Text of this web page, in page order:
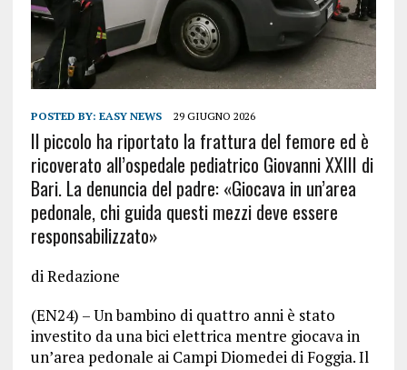
POSTED BY: EASY NEWS 29 GIUGNO 2026
Il piccolo ha riportato la frattura del femore ed è
ricoverato all’ospedale pediatrico Giovanni XXIII di
Bari. La denuncia del padre: «Giocava in un’area
pedonale, chi guida questi mezzi deve essere
responsabilizzato»
di Redazione
(EN24) – Un bambino di quattro anni è stato
investito da una bici elettrica mentre giocava in
un’area pedonale ai Campi Diomedei di Foggia. Il